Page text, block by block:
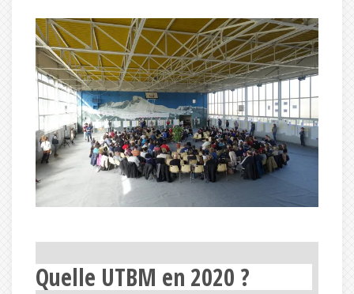
Quelle UTBM en 2020 ?